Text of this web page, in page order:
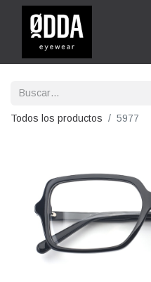
Todos los productos 5977